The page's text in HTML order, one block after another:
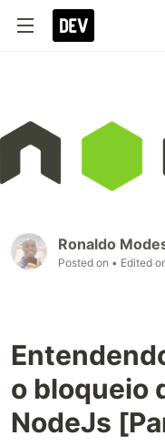
Ronaldo
Posted on • Edited
o bloqueio
NodeJs